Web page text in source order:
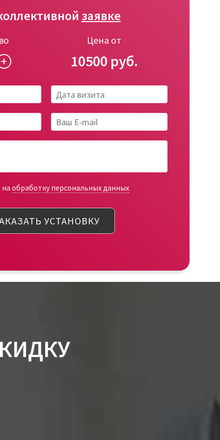
заявке
+
Цена от
10500
на обработку персональных данных
УСТАНОВКУ